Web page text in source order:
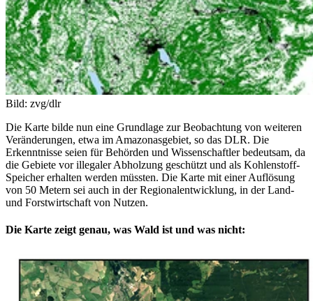
Bild: zvg/dlr
Die Karte bilde nun eine Grundlage zur Beobachtung von weiteren
Veränderungen, etwa im Amazonasgebiet, so das DLR. Die
Erkenntnisse seien für Behörden und Wissenschaftler bedeutsam, da
die Gebiete vor illegaler Abholzung geschützt und als Kohlenstoff-
Speicher erhalten werden müssten. Die Karte mit einer Auflösung
von 50 Metern sei auch in der Regionalentwicklung, in der Land-
und Forstwirtschaft von Nutzen.
Die Karte zeigt genau, was Wald ist und was nicht: